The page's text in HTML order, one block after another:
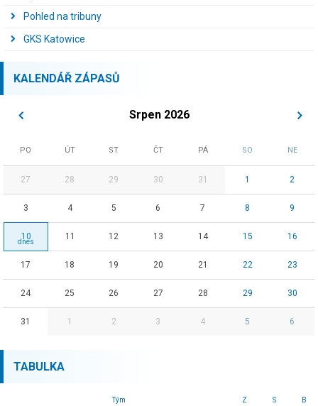
Pohled na tribuny
GKS Katowice
KALENDÁŘ ZÁPASŮ
Srpen 2026
PO ÚT ST ČT PÁ SO NE
27 28 29 30 31 1 2
3 4 5 6 7 8 9
10 11 12 13 14 15 16
17 18 19 20 21 22 23
24 25 26 27 28 29 30
31 1 2 3 4 5 6
TABULKA
Tým Z S B